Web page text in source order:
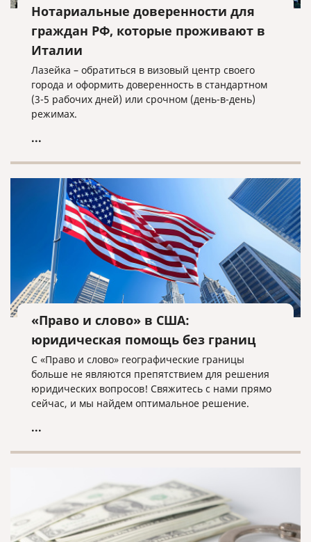
Нотариальные доверенности для
граждан РФ, которые проживают в
Италии
Лазейка – обратиться в визовый центр своего
города и оформить доверенность в стандартном
(3-5 рабочих дней) или срочном (день-в-день)
режимах.
...
«Право и слово» в США:
юридическая помощь без границ
С «Право и слово» географические границы
больше не являются препятствием для решения
юридических вопросов! Свяжитесь с нами прямо
сейчас, и мы найдем оптимальное решение.
...